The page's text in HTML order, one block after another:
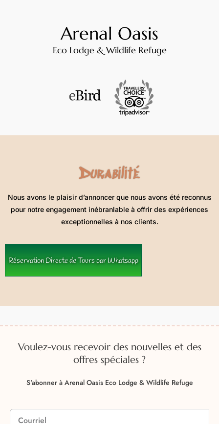
Durabilité
Nous avons le plaisir d’annoncer que nous avons été reconnus
pour notre engagement inébranlable à offrir des expériences
exceptionnelles à nos clients.
Réservation Directe de Tours par Whatsapp
Arenal Oasis
Eco Lodge & Wildlife Refuge
Voulez-vous recevoir des nouvelles et des
offres spéciales ?
S'abonner à Arenal Oasis Eco Lodge & Wildlife Refuge